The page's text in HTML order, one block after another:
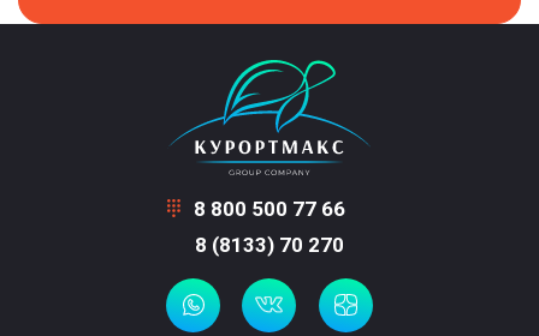
8 800 500 77 66
8 (8133) 70 270